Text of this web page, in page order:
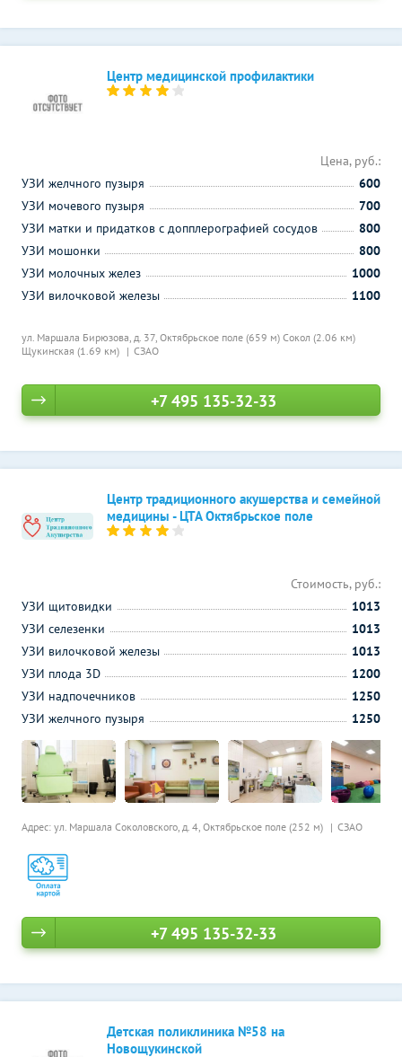
Центр медицинской профилактики
ул. Маршала Бирюзова, д. 37, Октябрьское поле (659 м) Сокол (2.06 км)
Щукинская (1.69 км)
СЗАО
Цена, руб.:
УЗИ желчного пузыря
600
УЗИ мочевого пузыря
700
УЗИ матки и придатков с допплерографией сосудов
800
УЗИ мошонки
800
УЗИ молочных желез
1000
УЗИ вилочковой железы
1100
+7 495 135-32-33
Центр традиционного акушерства и семейной
медицины - ЦТА Октябрьское поле
Адрес: ул. Маршала Соколовского, д. 4, Октябрьское поле (252 м) СЗАО
Стоимость, руб.:
УЗИ щитовидки
1013
УЗИ селезенки
1013
УЗИ вилочковой железы
1013
УЗИ плода 3D
1200
УЗИ надпочечников
1250
УЗИ желчного пузыря
1250
+7 495 135-32-33
Детская поликлиника №58 на
Новощукинской